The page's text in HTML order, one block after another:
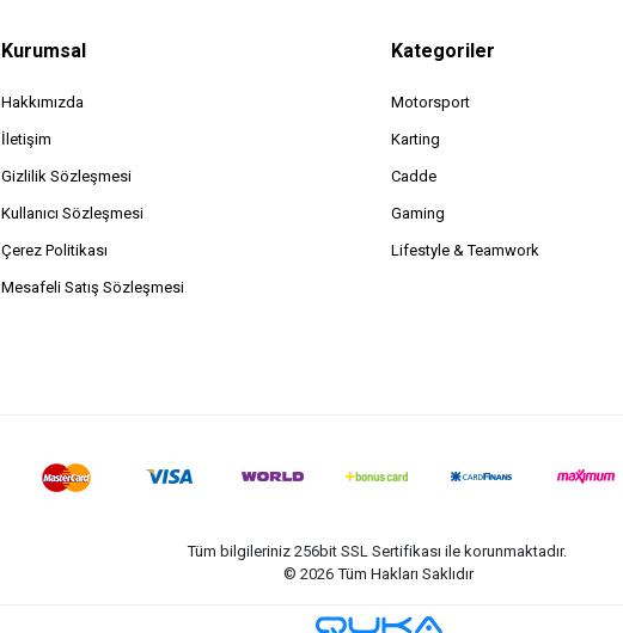
Kurumsal
Hakkımızda
İletişim
Gizlilik Sözleşmesi
Kullanıcı Sözleşmesi
Çerez Politikası
Mesafeli Satış Sözleşmesi
Kategoriler
Motorsport
Karting
Cadde
Gaming
Lifestyle & Teamwork
Tüm bilgileriniz 256bit SSL Sertifikası ile korunmaktadır.
©2026Tüm Hakları Saklıdır